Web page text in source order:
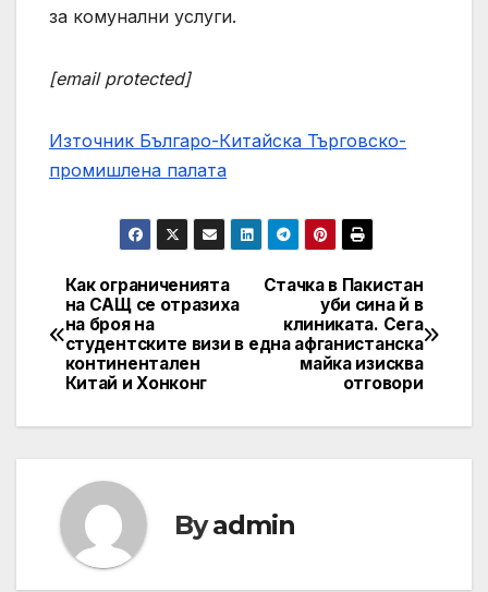
за комунални услуги.
[email protected]
Източник Българо-Китайска Търговско-
промишлена палaта
Навигация
Стачка в Пакистан
уби сина й в
клиниката. Сега
една афганистанска
майка изисква
отговори
Как ограниченията
на САЩ се отразиха
на броя на
студентските визи в
континентален
Китай и Хонконг
Byadmin